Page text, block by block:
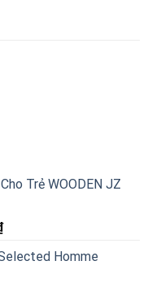
Trẻ WOODEN JZ
Giá
tại
Homme